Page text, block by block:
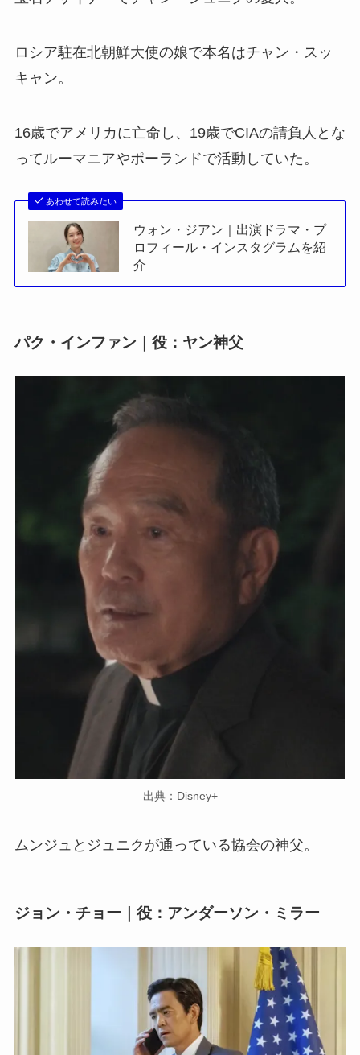
ロシア駐在北朝鮮大使の娘で本名はチャン・スッ
キャン。
16歳でアメリカに亡命し、19歳でCIAの請負人とな
ってルーマニアやポーランドで活動していた。
あわせて読みたい
ウォン・ジアン｜出演ドラマ・プ
ロフィール・インスタグラムを紹
介
パク・インファン｜役：ヤン神父
出典：Disney+
ムンジュとジュニクが通っている協会の神父。
ジョン・チョー｜役：アンダーソン・ミラー